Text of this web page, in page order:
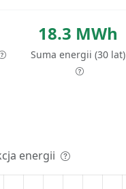
18.3 MWh
Suma energii (30 lat)
energii